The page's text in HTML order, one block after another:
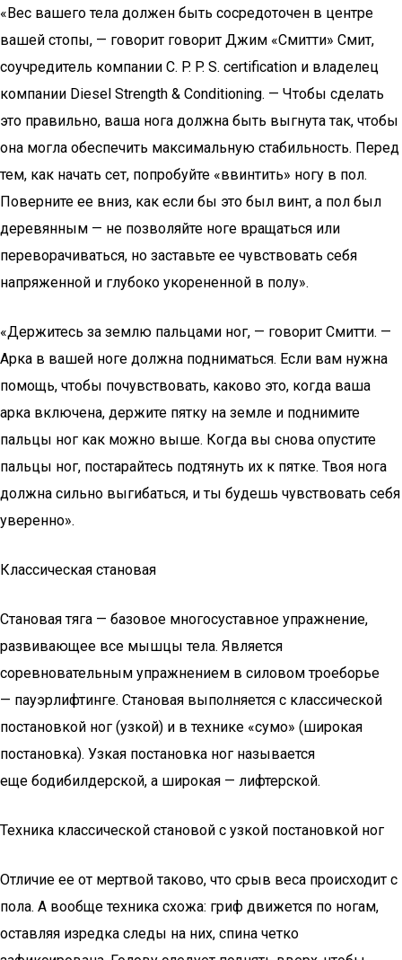
«Вес вашего тела должен быть сосредоточен в центре
вашей стопы, — говорит говорит Джим «Смитти» Смит,
соучредитель компании C. P. P. S. certification и владелец
компании Diesel Strength & Conditioning. — Чтобы сделать
это правильно, ваша нога должна быть выгнута так, чтобы
она могла обеспечить максимальную стабильность. Перед
тем, как начать сет, попробуйте «ввинтить» ногу в пол.
Поверните ее вниз, как если бы это был винт, а пол был
деревянным — не позволяйте ноге вращаться или
переворачиваться, но заставьте ее чувствовать себя
напряженной и глубоко укорененной в полу».
«Держитесь за землю пальцами ног, — говорит Смитти. —
Арка в вашей ноге должна подниматься. Если вам нужна
помощь, чтобы почувствовать, каково это, когда ваша
арка включена, держите пятку на земле и поднимите
пальцы ног как можно выше. Когда вы снова опустите
пальцы ног, постарайтесь подтянуть их к пятке. Твоя нога
должна сильно выгибаться, и ты будешь чувствовать себя
уверенно».
Классическая становая
Становая тяга — базовое многосуставное упражнение,
развивающее все мышцы тела. Является
соревновательным упражнением в силовом троеборье
— пауэрлифтинге. Становая выполняется с классической
постановкой ног (узкой) и в технике «сумо» (широкая
постановка). Узкая постановка ног называется
еще бодибилдерской, а широкая — лифтерской.
Техника классической становой с узкой постановкой ног
Отличие ее от мертвой таково, что срыв веса происходит с
пола. А вообще техника схожа: гриф движется по ногам,
оставляя изредка следы на них, спина четко